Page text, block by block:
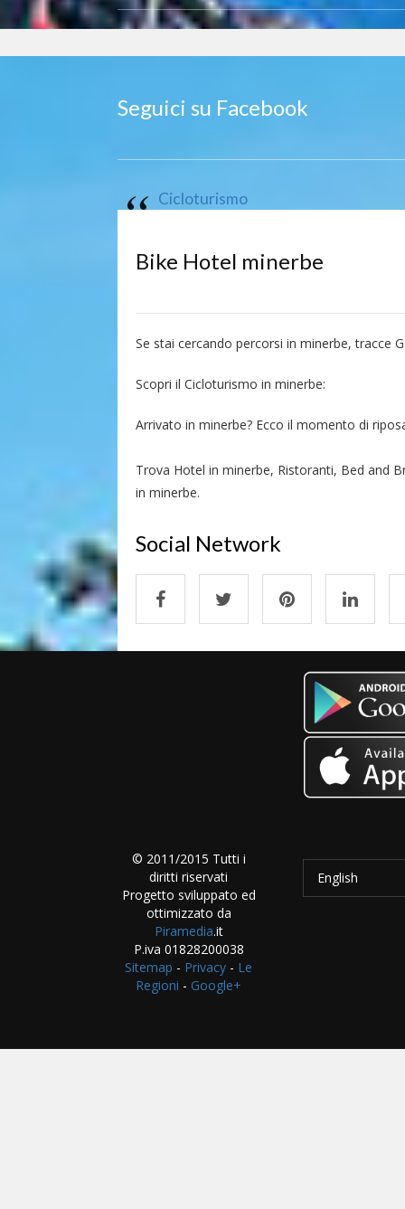
Seguici su Facebook
Cicloturismo
Bike Hotel minerbe
Se stai cercando percorsi in minerbe, tracce
Scopri il Cicloturismo in minerbe:
Arrivato in minerbe? Ecco il momento di
Trova Hotel in minerbe, Ristoranti, Bed and
in minerbe.
Social Network
© 2011/2015 Tutti i
diritti riservati
Progetto sviluppato ed
ottimizzato da
Piramedia.it
P.iva 01828200038
Sitemap - Privacy - Le
Regioni - Google+
English